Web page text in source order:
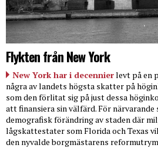
Flykten från New York
New York har i decennierlevt på en
några av landets högsta skatter på
som den förlitat sig på just dessa
att finansiera sin välfärd. För närvarande
demografisk förändring av staden där
lågskattestater som Florida och Texas
den nyvalde borgmästarens